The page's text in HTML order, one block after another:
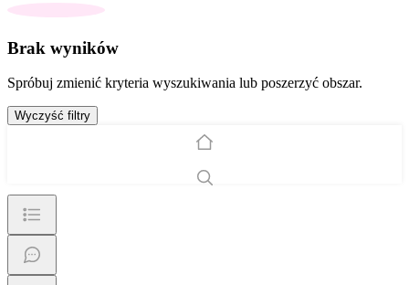
Brak wyników
Spróbuj zmienić kryteria wyszukiwania lub poszerzyć obszar.
Wyczyść filtry